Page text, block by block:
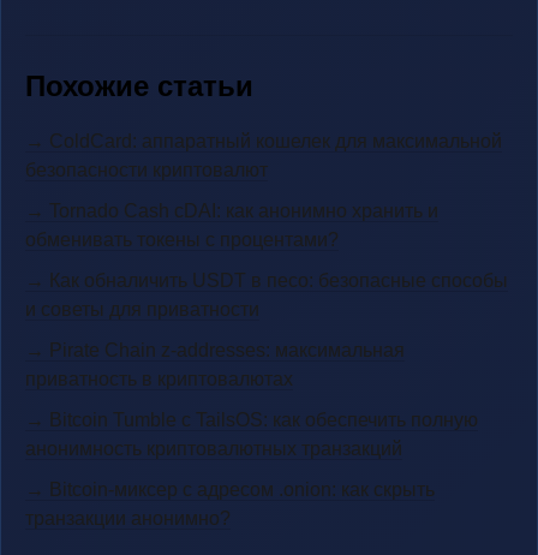
Похожие статьи
→ ColdCard: аппаратный кошелек для максимальной
безопасности криптовалют
→ Tornado Cash cDAI: как анонимно хранить и
обменивать токены с процентами?
→ Как обналичить USDT в песо: безопасные способы
и советы для приватности
→ Pirate Chain z-addresses: максимальная
приватность в криптовалютах
→ Bitcoin Tumble с TailsOS: как обеспечить полную
анонимность криптовалютных транзакций
→ Bitcoin-миксер с адресом .onion: как скрыть
транзакции анонимно?